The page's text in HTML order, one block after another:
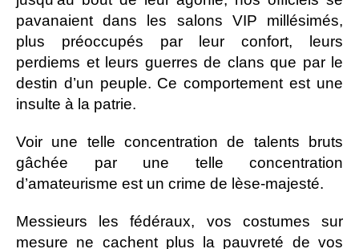
pavanaient dans les salons VIP millésimés,
plus préoccupés par leur confort, leurs
perdiems et leurs guerres de clans que par le
destin d’un peuple. Ce comportement est une
insulte à la patrie.
Voir une telle concentration de talents bruts
gâchée par une telle concentration
d’amateurisme est un crime de lèse-majesté.
Messieurs les fédéraux, vos costumes sur
mesure ne cachent plus la pauvreté de vos